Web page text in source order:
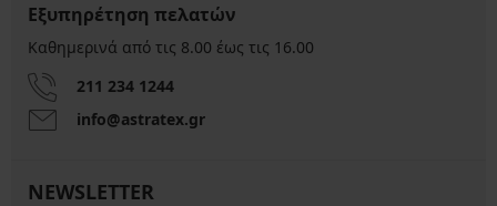
Εξυπηρέτηση πελατών
Καθημερινά από τις 8.00 έως τις 16.00
211 234 1244
info@astratex.gr
NEWSLETTER